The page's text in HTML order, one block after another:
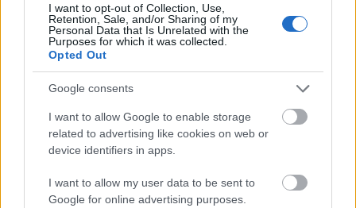
I want to opt-out of Collection, Use,
Retention, Sale, and/or Sharing of my
Personal Data that Is Unrelated with the
Purposes for which it was collected.
Opted Out
Google consents
I want to allow Google to enable storage
related to advertising like cookies on web or
device identifiers in apps.
I want to allow my user data to be sent to
Google for online advertising purposes.
A magyar piac számára ez azért lehet különösen
fontos, mert a digitális pénzügyi szolgáltatások
fejlődése egyre inkább nemzetközi környezetben zajlik.
A vállalkozások és befektetők számára kulcskérdés,
hogy egy adott ország szabályozása mennyire
kompatibilis az európai normákkal. Ha a mostani
módosítások valóban életbe lépnek, az a hazai
szereplők számára nagyobb jogbiztonságot és
A KORMÁNY EZZEL NEM EGYSZERŰEN EGY